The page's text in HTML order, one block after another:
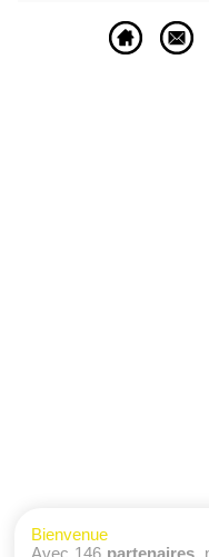
Bienvenue
Avec 146 partenaires,